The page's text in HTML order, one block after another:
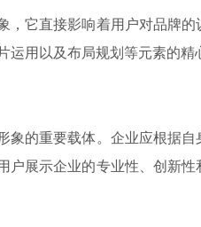
，它直接影响着用户对品牌
用以及布局规划等元素的
象的重要载体。企业应根据
户展示企业的专业性、创新